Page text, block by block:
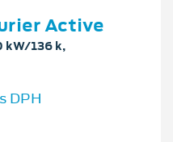
Active
kW/136 k,
DPH